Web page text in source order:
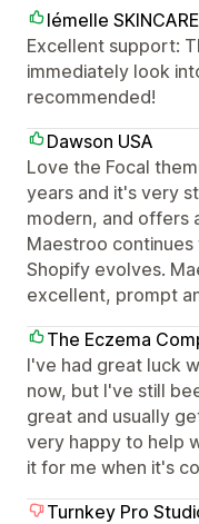
lémelle
Excellent support:
immediately look
recommended!
Dawson USA
Love the Focal
years and it's very
modern, and offers
Maestroo
Shopify evolves.
excellent, prompt
The Eczema
I've had great luck
now, but I've still
great and usually
very happy to help
it for me when it's
Turnkey Pro